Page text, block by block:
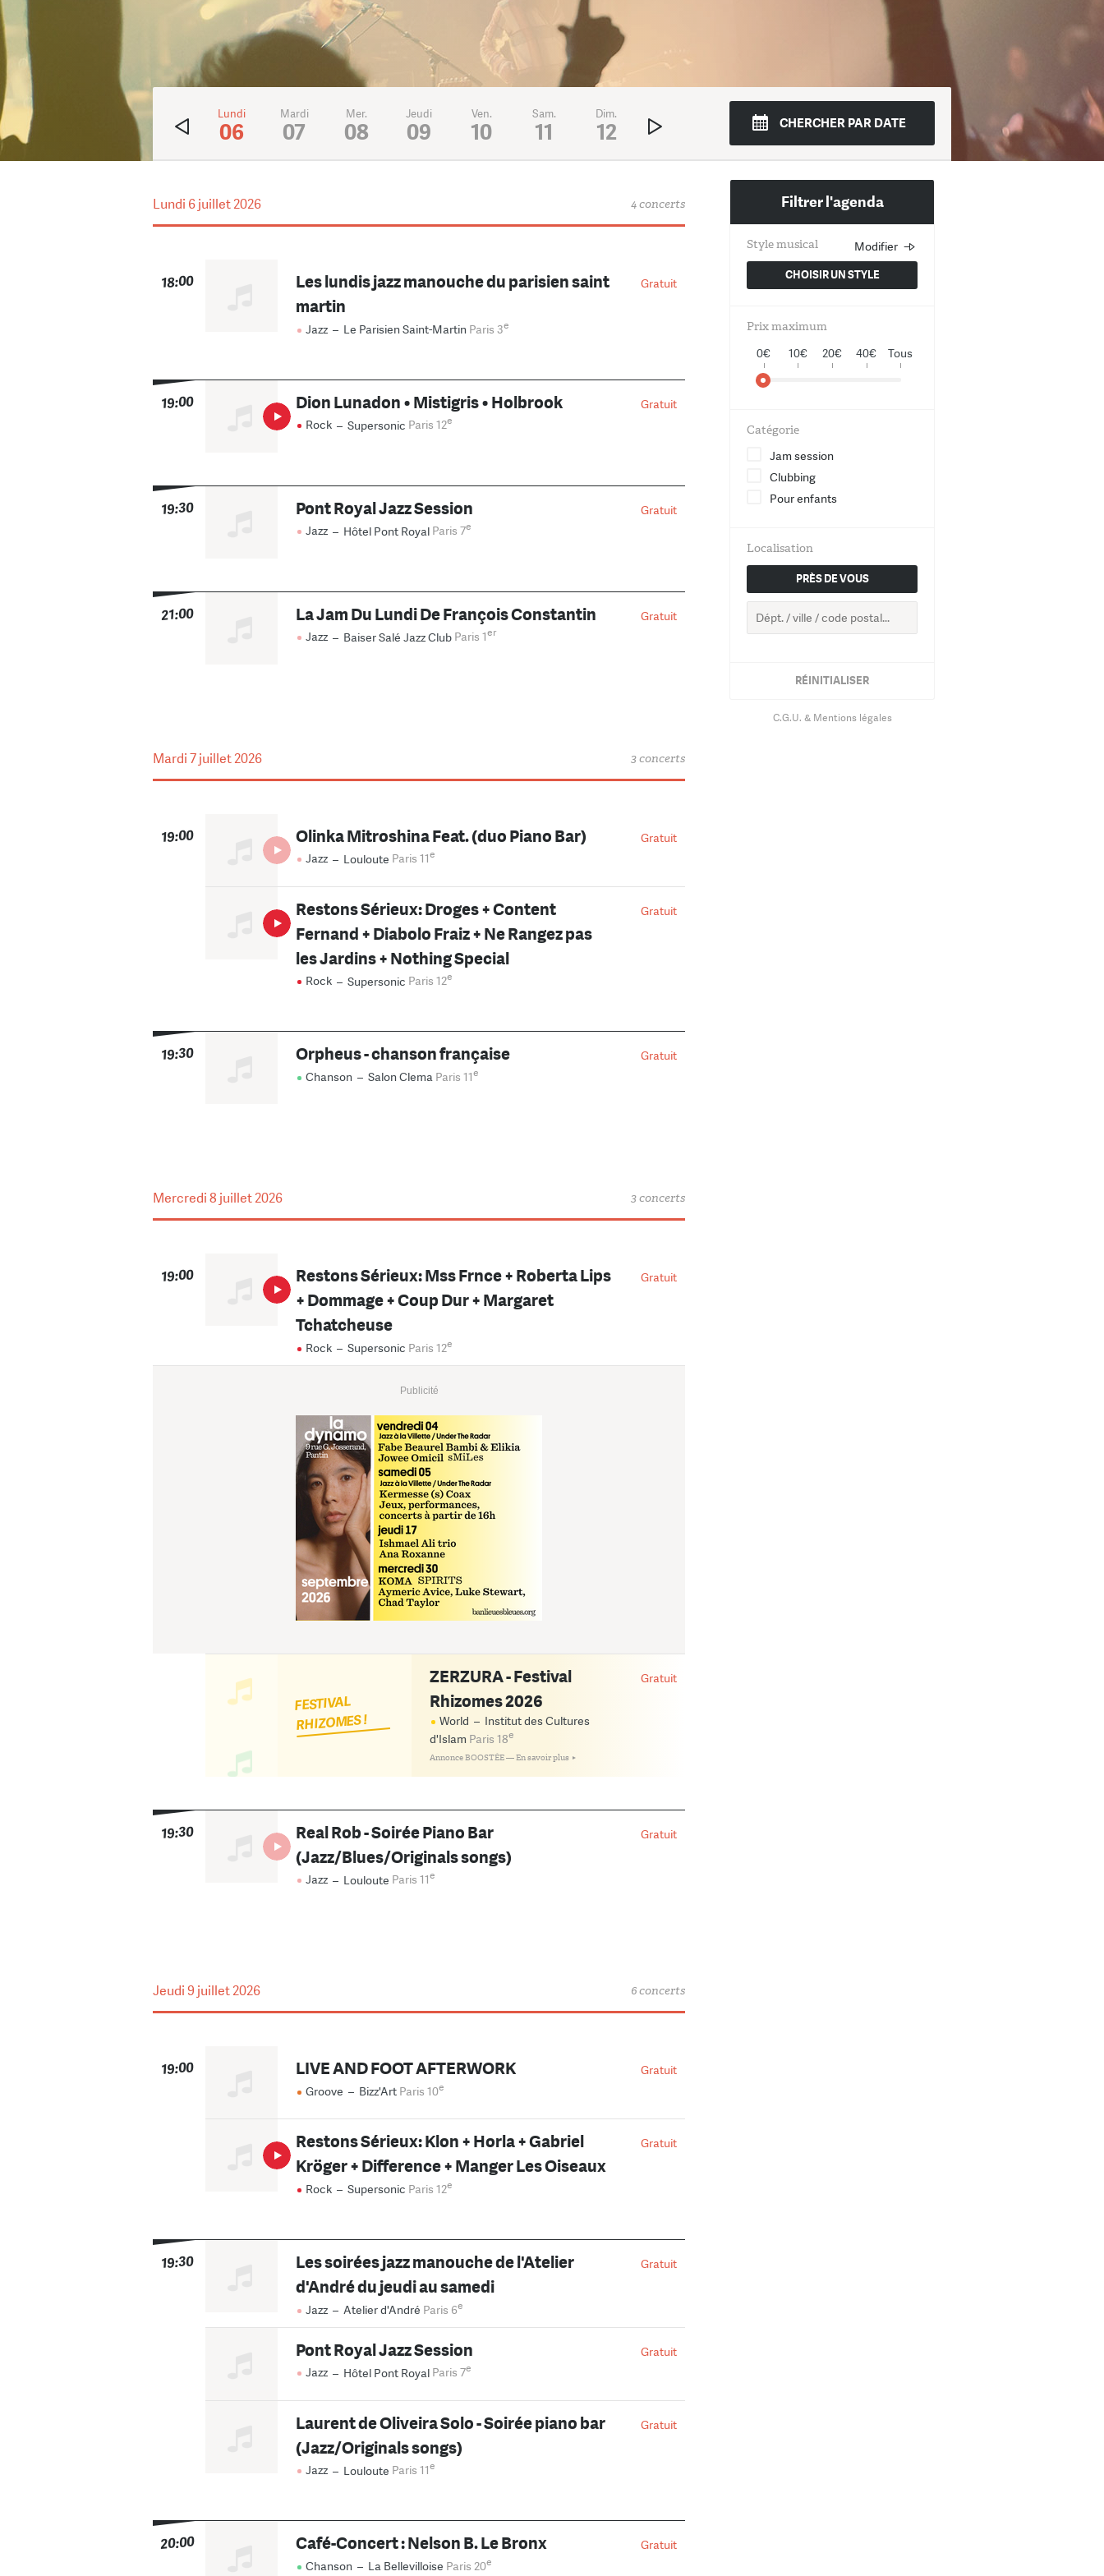
5
Lundi
06
Mardi
07
Mer.
08
Jeudi
09
Ven.
10
Sam.
11
Dim.
12 13 15 16 18
Dim.
19
CHERCHER PAR DATE
Lundi 6 juillet 2026 4 concerts
18:00 Gratuit
Les lundis jazz manouche du parisien saint
martin
Jazz – Le Parisien Saint-Martin Paris 3e
19:00 Gratuit
Dion Lunadon • Mistigris • Holbrook
Rock – Supersonic Paris 12e
19:30 Gratuit
Pont Royal Jazz Session
Jazz – Hôtel Pont Royal Paris 7e
21:00 Gratuit
La Jam Du Lundi De François Constantin
Jazz – Baiser Salé Jazz Club Paris 1er
Mardi7 juillet 2026 3 concerts
19:00 Gratuit
Olinka Mitroshina Feat. (duo Piano Bar)
Jazz – Louloute Paris 11e
Gratuit
Restons Sérieux: Droges + Content
Fernand + Diabolo Fraiz + Ne Rangez pas
les Jardins + Nothing Special
Rock – Supersonic Paris 12e
19:30 Gratuit
Orpheus - chanson française
Chanson – Salon Clema Paris 11e
Mercredi8 juillet 2026 3 concerts
19:00 Gratuit
Restons Sérieux: Mss Frnce + Roberta Lips
+ Dommage + Coup Dur + Margaret
Tchatcheuse
Rock – Supersonic Paris 12e
Publicité
Gratuit
FESTIVAL
RHIZOMES !
ZERZURA - Festival
Rhizomes 2026
World – Institut des Cultures
d'Islam Paris 18e
Annonce BOOSTÉE —En savoir plus
19:30 Gratuit
Real Rob - Soirée Piano Bar
(Jazz/Blues/Originals songs)
Jazz – Louloute Paris 11e
Jeudi9 juillet 2026 6 concerts
19:00 Gratuit
LIVE AND FOOT AFTERWORK
Groove – Bizz'Art Paris 10e
Gratuit
Restons Sérieux: Klon + Horla + Gabriel
Kröger + Difference + Manger Les Oiseaux
Rock – Supersonic Paris 12e
19:30 Gratuit
Les soirées jazz manouche de l'Atelier
d'André du jeudi au samedi
Jazz – Atelier d'André Paris 6e
Gratuit
Pont Royal Jazz Session
Jazz – Hôtel Pont Royal Paris 7e
Gratuit
Laurent de Oliveira Solo - Soirée piano bar
(Jazz/Originals songs)
Jazz – Louloute Paris 11e
20:00 Gratuit
Café-Concert : Nelson B. Le Bronx
Chanson – La Bellevilloise Paris 20e
Filtrer l'agenda
Style musical Modifier
CHOISIR UN STYLE
Prix maximum
0€ 10€ 20€ 40€ Tous
Catégorie
Jam session
Clubbing
Pour enfants
Localisation
PRÈS DE VOUS
RÉINITIALISER
C.G.U. & Mentions légales